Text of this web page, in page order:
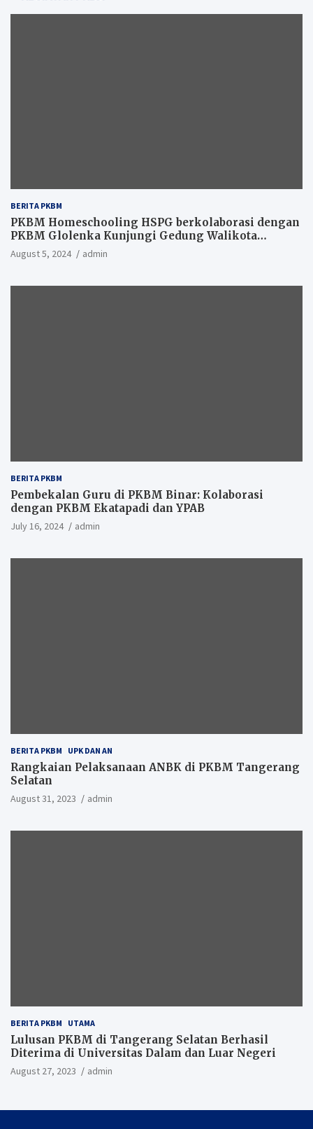
BERITA PKBM
PKBM Homeschooling HSPG berkolaborasi dengan
PKBM Glolenka Kunjungi Gedung Walikota
Tangsel
August 5, 2024 admin
BERITA PKBM
Pembekalan Guru di PKBM Binar: Kolaborasi
dengan PKBM Ekatapadi dan YPAB
July 16, 2024 admin
BERITA PKBM UPK DAN AN
Rangkaian Pelaksanaan ANBK di PKBM Tangerang
Selatan
August 31, 2023 admin
BERITA PKBM UTAMA
Lulusan PKBM di Tangerang Selatan Berhasil
Diterima di Universitas Dalam dan Luar Negeri
August 27, 2023 admin